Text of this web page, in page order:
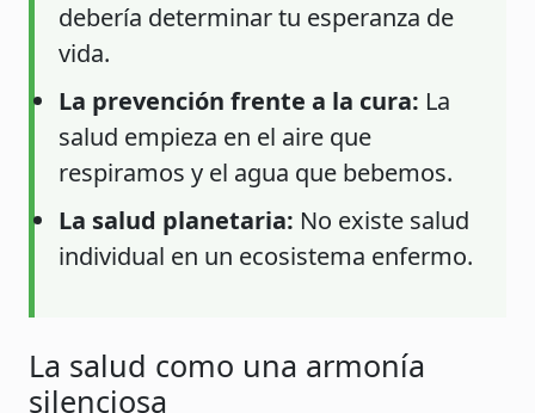
debería determinar tu esperanza de
vida.
La prevención frente a la cura: La
salud empieza en el aire que
respiramos y el agua que bebemos.
La salud planetaria: No existe salud
individual en un ecosistema enfermo.
La salud como una armonía
silenciosa